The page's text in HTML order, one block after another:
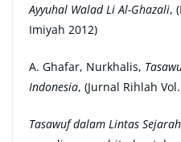
Ayyuhal Walad Li Al-Ghazali,
Imiyah 2012)
A. Ghafar, Nurkhalis,
Indonesia, (Jurnal Rihlah
Tasawuf dalam Lintas Sejarah